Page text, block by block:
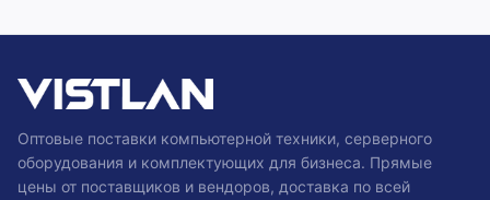
Оптовые поставки компьютерной техники, серверного
оборудования и комплектующих для бизнеса. Прямые
цены от поставщиков и вендоров, доставка по всей